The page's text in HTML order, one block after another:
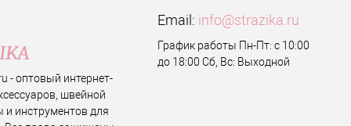
- оптовый интернет-
швейной
и инструментов для
Email: info@strazika.ru
График работы Пн-Пт: с 10:00
до 18:00 Сб, Вс: Выходной